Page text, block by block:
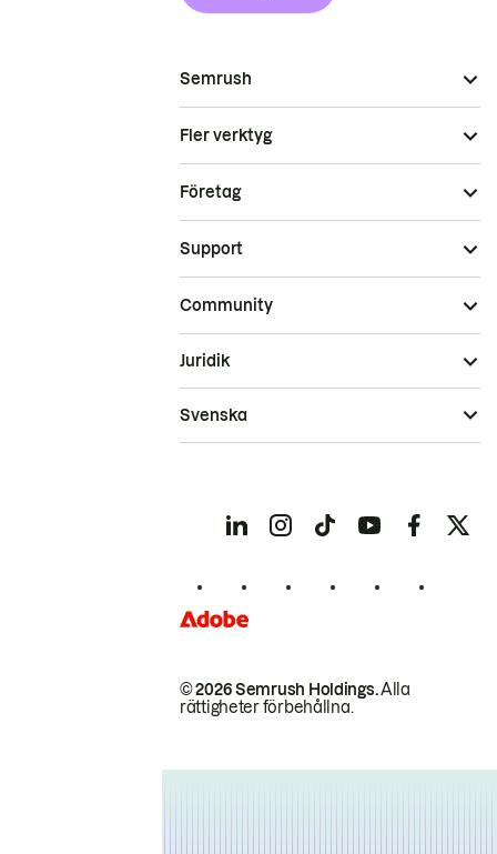
Semrush
Fler verktyg
Företag
Support
Community
© 2026 Semrush Holdings.Alla
rättigheter förbehållna.
Juridik
Svenska